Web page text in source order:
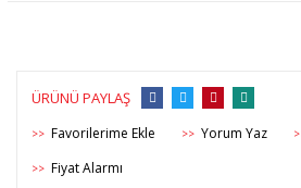
ÜRÜNÜ PAYLAŞ
>> >> Yorum Yaz
>> Fiyat Alarmı